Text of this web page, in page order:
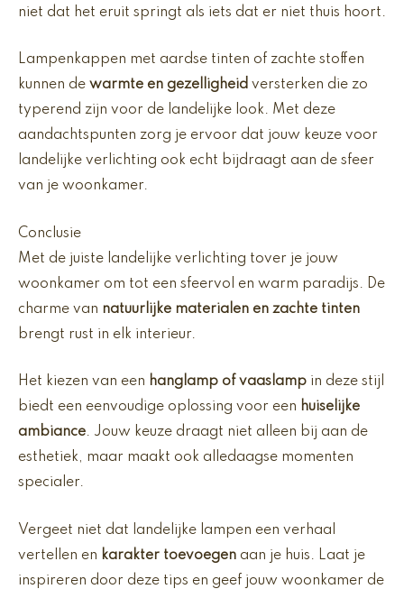
niet dat het eruit springt als iets dat er niet thuis hoort.
Lampenkappen met aardse tinten of zachte stoffen
kunnen de warmte en gezelligheid versterken die zo
typerend zijn voor de landelijke look. Met deze
aandachtspunten zorg je ervoor dat jouw keuze voor
landelijke verlichting ook echt bijdraagt aan de sfeer
van je woonkamer.
Conclusie
Met de juiste landelijke verlichting tover je jouw
woonkamer om tot een sfeervol en warm paradijs. De
charme van natuurlijke materialen en zachte tinten
brengt rust in elk interieur.
Het kiezen van een hanglamp of vaaslamp in deze stijl
biedt een eenvoudige oplossing voor een huiselijke
ambiance. Jouw keuze draagt niet alleen bij aan de
esthetiek, maar maakt ook alledaagse momenten
specialer.
Vergeet niet dat landelijke lampen een verhaal
vertellen en karakter toevoegen aan je huis. Laat je
inspireren door deze tips en geef jouw woonkamer de